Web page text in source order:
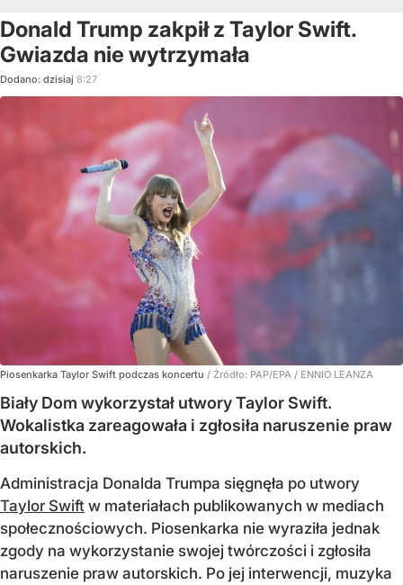
Donald Trump zakpił z Taylor Swift.
Gwiazda nie wytrzymała
Dodano: dzisiaj 8:27
Piosenkarka Taylor Swift podczas koncertu / Źródło: PAP/EPA / ENNIO LEANZA
Biały Dom wykorzystał utwory Taylor Swift.
Wokalistka zareagowała i zgłosiła naruszenie praw
autorskich.
Administracja Donalda Trumpa sięgnęła po utwory
Taylor Swift w materiałach publikowanych w mediach
społecznościowych. Piosenkarka nie wyraziła jednak
zgody na wykorzystanie swojej twórczości i zgłosiła
naruszenie praw autorskich. Po jej interwencji, muzyka